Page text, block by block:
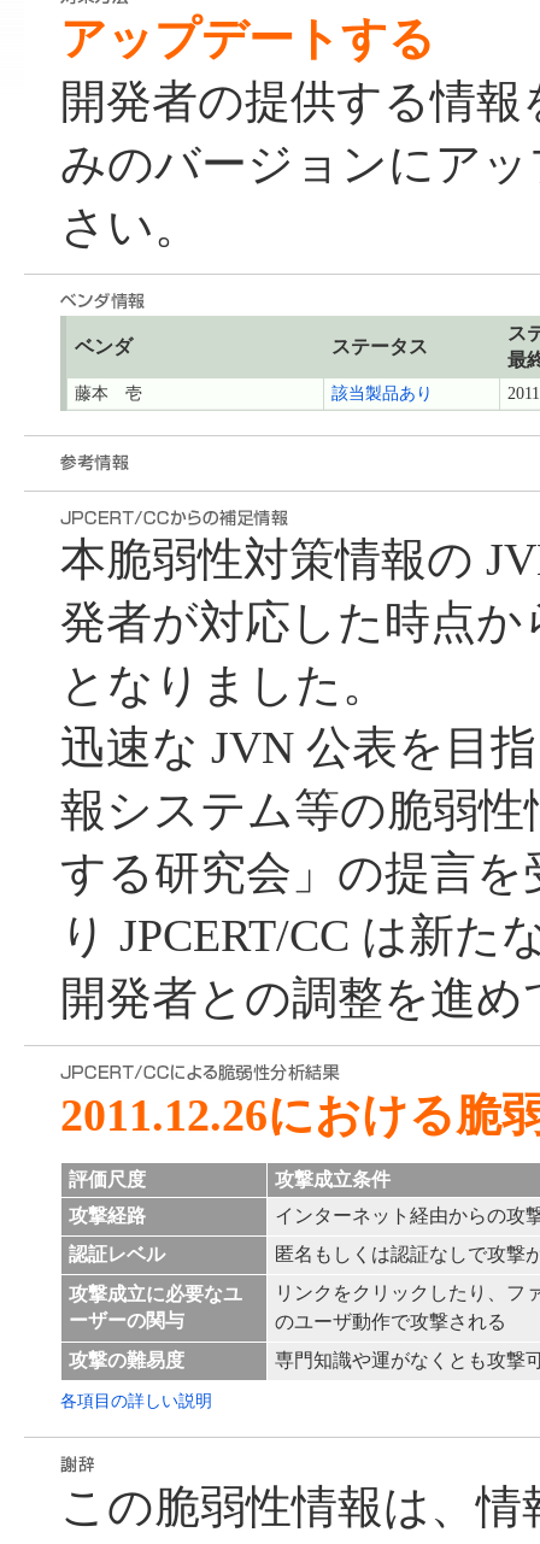
アップデートする
開発者の提供する情
みのバージョンにア
さい。
ベンダ ステータス
ス
最
藤本 壱 該当製品あり
本脆弱性対策情報の
発者が対応した時点か
となりました。
迅速な JVN 公表を目
報システム等の脆弱
する研究会」の提言を
り JPCERT/CC は新た
開発者との調整を進
2011.12.26における脆
評価尺度
攻撃成立条件
攻撃経路
インターネット経由からの攻
認証レベル
匿名もしくは認証なしで攻撃
攻撃成立に必要なユ
ーザーの関与
リンクをクリックしたり、フ
のユーザ動作で攻撃される
攻撃の難易度
専門知識や運がなくとも攻撃
各項目の詳しい説明
この脆弱性情報は、